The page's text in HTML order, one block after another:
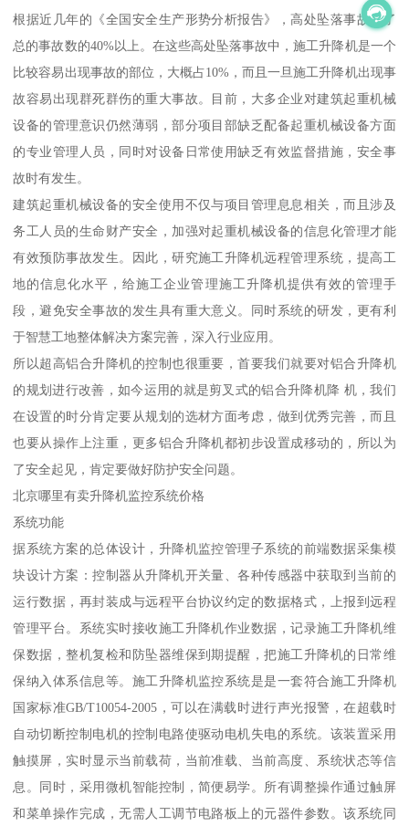
根据近几年的《全国安全生产形势分析报告》，高处坠落事故占了
总的事故数的40%以上。在这些高处坠落事故中，施工升降机是一个
比较容易出现事故的部位，大概占10%，而且一旦施工升降机出现事
故容易出现群死群伤的重大事故。目前，大多企业对建筑起重机械
设备的管理意识仍然薄弱，部分项目部缺乏配备起重机械设备方面
的专业管理人员，同时对设备日常使用缺乏有效监督措施，安全事
故时有发生。
建筑起重机械设备的安全使用不仅与项目管理息息相关，而且涉及
务工人员的生命财产安全，加强对起重机械设备的信息化管理才能
有效预防事故发生。因此，研究施工升降机远程管理系统，提高工
地的信息化水平，给施工企业管理施工升降机提供有效的管理手
段，避免安全事故的发生具有重大意义。同时系统的研发，更有利
于智慧工地整体解决方案完善，深入行业应用。
所以超高铝合升降机的控制也很重要，首要我们就要对铝合升降机
的规划进行改善，如今运用的就是剪叉式的铝合升降机降 机，我们
在设置的时分肯定要从规划的选材方面考虑，做到优秀完善，而且
也要从操作上注重，更多铝合升降机都初步设置成移动的，所以为
了安全起见，肯定要做好防护安全问题。
北京哪里有卖升降机监控系统价格
系统功能
据系统方案的总体设计，升降机监控管理子系统的前端数据采集模
块设计方案：控制器从升降机开关量、各种传感器中获取到当前的
运行数据，再封装成与远程平台协议约定的数据格式，上报到远程
管理平台。系统实时接收施工升降机作业数据，记录施工升降机维
保数据，整机复检和防坠器维保到期提醒，把施工升降机的日常维
保纳入体系信息等。施工升降机监控系统是是一套符合施工升降机
国家标准GB/T10054-2005，可以在满载时进行声光报警，在超载时
自动切断控制电机的控制电路使驱动电机失电的系统。该装置采用
触摸屏，实时显示当前载荷，当前准载、当前高度、系统状态等信
息。同时，采用微机智能控制，简便易学。所有调整操作通过触屏
和菜单操作完成，无需人工调节电路板上的元器件参数。该系统同